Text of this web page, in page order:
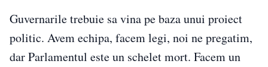
Guvernarile trebuie sa vina pe baza unui proiect
politic. Avem echipa, facem legi, noi ne pregatim,
dar Parlamentul este un schelet mort. Facem un